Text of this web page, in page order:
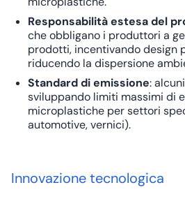
Responsabilità estesa del
che obbligano i produttori a
prodotti, incentivando design
riducendo la dispersione
Standard di emissione:
sviluppando limiti massimi di
microplastiche per settori
automotive, vernici).
Innovazione tecnologica